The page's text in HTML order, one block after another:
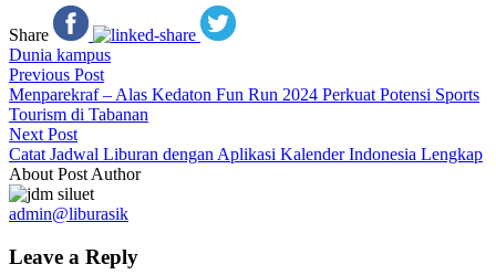
Share
Dunia kampus
Previous Post
Menparekraf – Alas Kedaton Fun Run 2024 Perkuat Potensi Sports
Tourism di Tabanan
Next Post
Catat Jadwal Liburan dengan Aplikasi Kalender Indonesia Lengkap
About Post Author
admin@liburasik
Leave a Reply